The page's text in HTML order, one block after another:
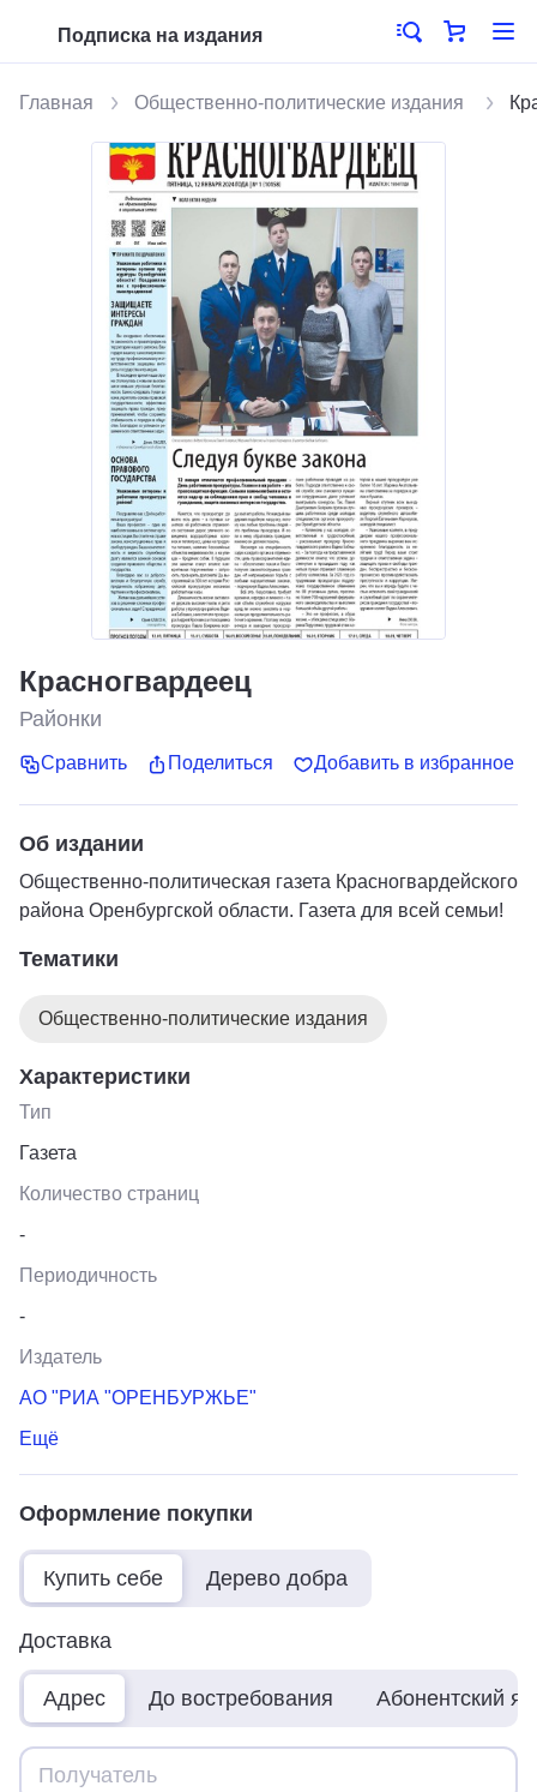
Подписка на издания
Главная Общественно-политические издания
Красногвардеец
Районки
Сравнить Поделиться Добавить в избранное
Об издании
Общественно-политическая газета Красногвардейского
района Оренбургской области. Газета для всей семьи!
Тематики
Общественно-политические издания
Характеристики
Тип
Газета
Количество страниц
-
Периодичность
-
Издатель
АО "РИА "ОРЕНБУРЖЬЕ"
Ещё
Оформление покупки
Купить себе Дерево добра
Доставка
Адрес До востребования Абонентский